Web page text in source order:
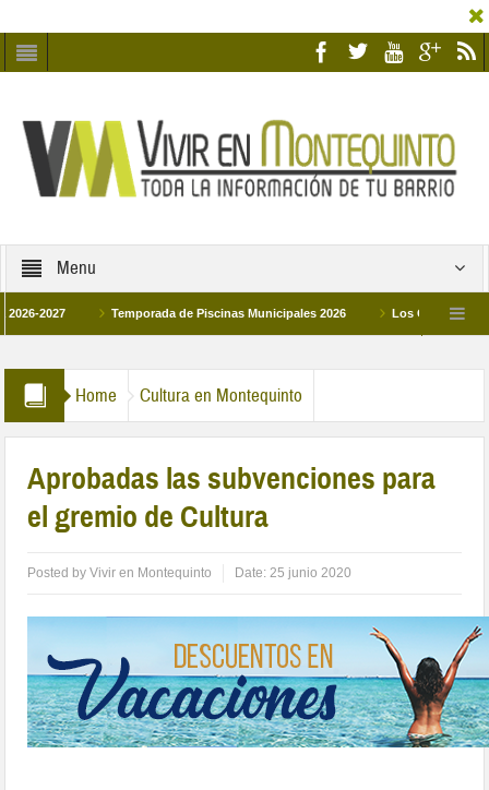
Menu
Temporada de Piscinas Municipales 2026 Los Campus de
Home Cultura en Montequinto
Aprobadas las subvenciones para
el gremio de Cultura
Posted byVivir en Montequinto Date:25 junio 2020